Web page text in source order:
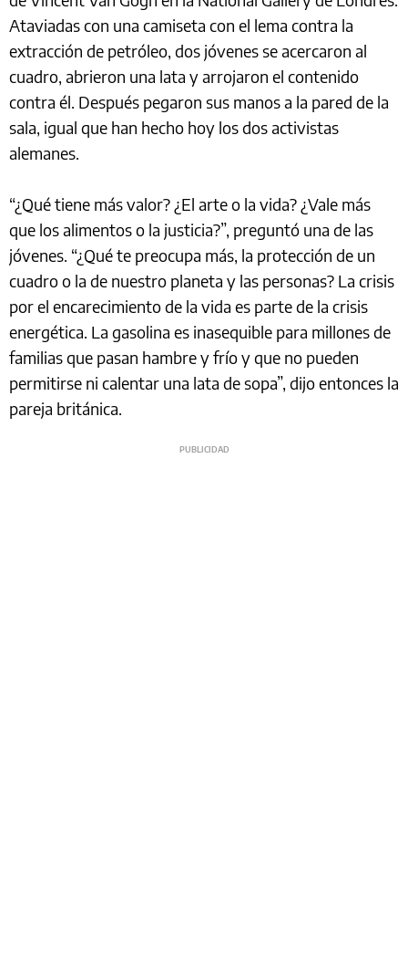
Ataviadas con una camiseta con el lema contra la
extracción de petróleo, dos jóvenes se acercaron al
cuadro, abrieron una lata y arrojaron el contenido
contra él. Después pegaron sus manos a la pared de la
sala, igual que han hecho hoy los dos activistas
alemanes.
“¿Qué tiene más valor? ¿El arte o la vida? ¿Vale más
que los alimentos o la justicia?”, preguntó una de las
jóvenes. “¿Qué te preocupa más, la protección de un
cuadro o la de nuestro planeta y las personas? La crisis
por el encarecimiento de la vida es parte de la crisis
energética. La gasolina es inasequible para millones de
familias que pasan hambre y frío y que no pueden
permitirse ni calentar una lata de sopa”, dijo entonces la
pareja británica.